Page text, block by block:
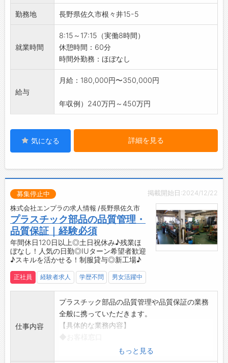
・社員一人ひとりが、自らの仕事に誇りを持て
るような職場づくりを進めています。
【働き方に関して】
◇年間休日120日以上◎
・プライベートも充実！メリハリをつけて働け
ます。
・しっかり休んでリフレッシュできます＾＾
◇残業ほぼなし◎
理なく働ける環境です！
・「この製品がどんな商品となり、どのような
人々に使われるのだろう？」と想像すること
ます。
・携わった製品が誰かの日常を支えていると感
じられ、やりがいあふれるお仕事です◎
【研修制度】
・OJTやOff-JTを通じて、実務に即した研修を
・フォロー体制も整っており、安心して業務に
【ステップアップ】
◇未来を見据えた成長環境！
・未来の暮らしをより良くするために、日々の
業務において努力と挑戦を続けることができる
職場です。
・プラスチックに興味がある方や、プラスチッ
クのプロを目指す方にとって、理想的な環境が
整っています。
・自身の成長が、会社の成長につながります◎
【社風】
・『プラスチックで豊かな社会を創造する』こ
とをモットーとして掲げ、企業活動に取り組ん
でいます。
勤務地 長野県佐久市根々井15-5
就業時間
8:15～17:15（実働8時間）
休憩時間：60分
時間外勤務：ほぼなし
給与
月給：180,000円〜350,000円
年収例）240万円～450万円
気になる 詳細を見る
掲載開始日:2024/12/22
募集停止中
株式会社エンプラの求人情報 /長野県佐久市
プラスチック部品の品質管理・
品質保証｜経験必須
年間休日120日以上◎土日祝休み♪残業ほ
ぼなし！人気の日勤◎IUターン希望者歓迎
♪スキルを活かせる！制服貸与◎新工場♪
正社員 経験者求人 学歴不問 男女活躍中
仕事内容
プラスチック部品の品質管理や品質保証の業務
全般に携っていただきます。
【具体的な業務内容】
・お客様からの品質に関する問い合わせやクレ
ーム対応
もっと見る